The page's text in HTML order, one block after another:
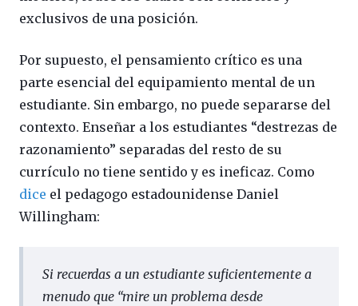
exclusivos de una posición.
Por supuesto, el pensamiento crítico es una
parte esencial del equipamiento mental de un
estudiante. Sin embargo, no puede separarse del
contexto. Enseñar a los estudiantes “destrezas de
razonamiento” separadas del resto de su
currículo no tiene sentido y es ineficaz. Como
dice el pedagogo estadounidense Daniel
Willingham:
Si recuerdas a un estudiante suficientemente a
menudo que “mire un problema desde